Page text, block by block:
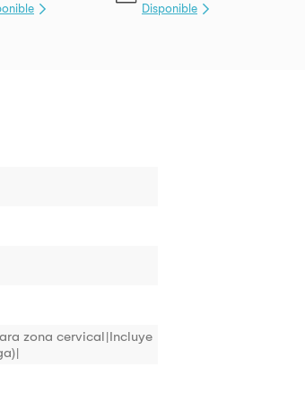
Disponible
zona cervical|Incluye